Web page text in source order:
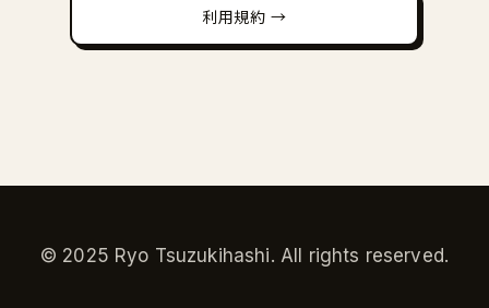
利用規約 →
© 2025 Ryo Tsuzukihashi. All rights reserved.